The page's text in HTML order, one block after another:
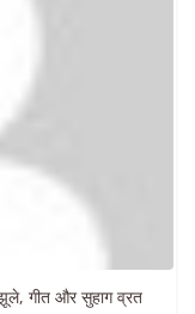
गीत और सुहाग व्रत